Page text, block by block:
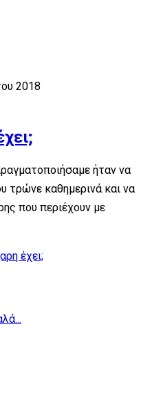
2018
ήταν να
τρώνε καθημερινά και να
που περιέχουν με
έχει;